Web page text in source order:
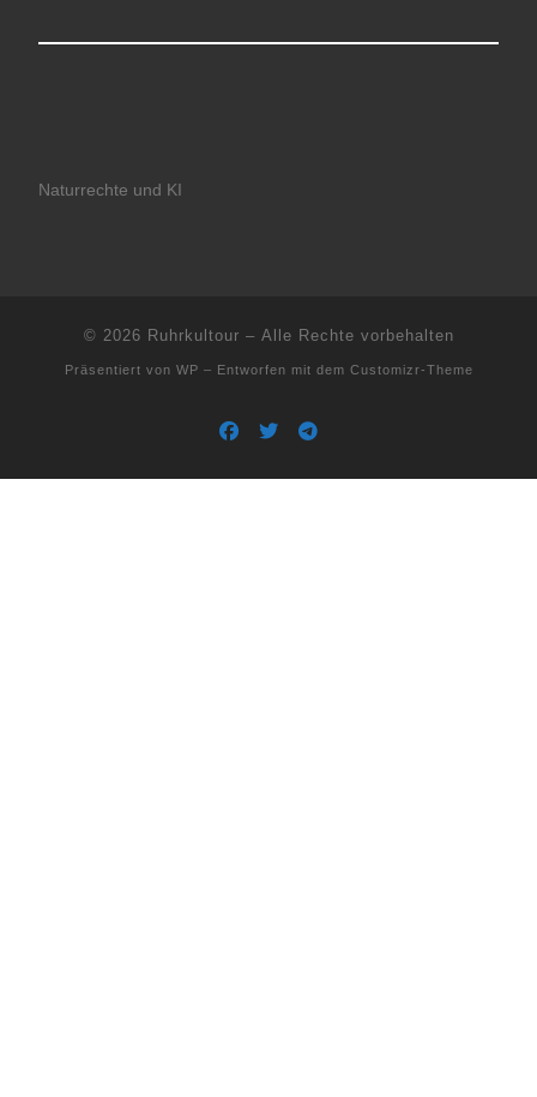
Naturrechte und KI
© 2026 Ruhrkultour – Alle Rechte vorbehalten
Präsentiert von WP – Entworfen mit dem Customizr-Theme